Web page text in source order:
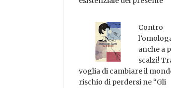
Contro
anche a
scalzi!
voglia di cambiare il
rischio di perdersi ne “Gli